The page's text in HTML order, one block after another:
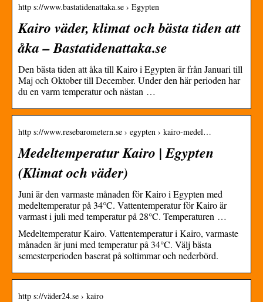
http s://www.bastatidenattaka.se › Egypten
Kairo väder, klimat och bästa tiden att
åka – Bastatidenattaka.se
Den bästa tiden att åka till Kairo i Egypten är från Januari till
Maj och Oktober till December. Under den här perioden har
du en varm temperatur och nästan …
http s://www.resebarometern.se › egypten › kairo-medel…
Medeltemperatur Kairo | Egypten
(Klimat och väder)
Juni är den varmaste månaden för Kairo i Egypten med
medeltemperatur på 34°C. Vattentemperatur för Kairo är
varmast i juli med temperatur på 28°C. Temperaturen …
Medeltemperatur Kairo. Vattentemperatur i Kairo, varmaste
månaden är juni med temperatur på 34°C. Välj bästa
semesterperioden baserat på soltimmar och nederbörd.
http s://väder24.se › kairo